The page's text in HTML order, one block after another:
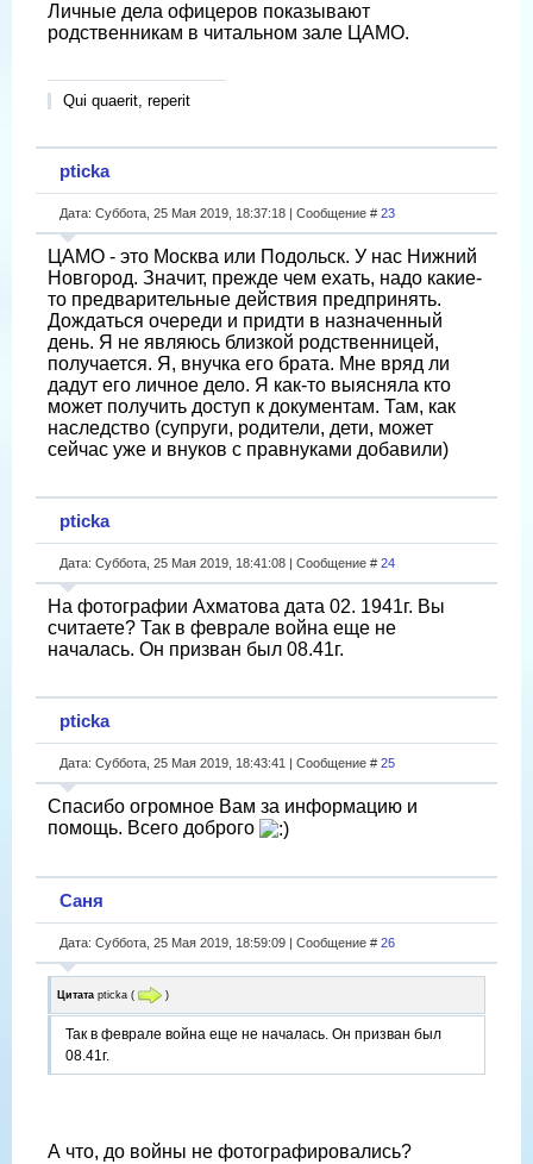
Личные дела офицеров показывают
родственникам в читальном зале ЦАМО.
Qui quaerit, reperit
pticka
Дата: Суббота, 25 Мая 2019, 18:37:18 | Сообщение # 23
ЦАМО - это Москва или Подольск. У нас Нижний
Новгород. Значит, прежде чем ехать, надо какие-
то предварительные действия предпринять.
Дождаться очереди и придти в назначенный
день. Я не являюсь близкой родственницей,
получается. Я, внучка его брата. Мне вряд ли
дадут его личное дело. Я как-то выясняла кто
может получить доступ к документам. Там, как
наследство (супруги, родители, дети, может
сейчас уже и внуков с правнуками добавили)
pticka
Дата: Суббота, 25 Мая 2019, 18:41:08 | Сообщение # 24
На фотографии Ахматова дата 02. 1941г. Вы
считаете? Так в феврале война еще не
началась. Он призван был 08.41г.
pticka
Дата: Суббота, 25 Мая 2019, 18:43:41 | Сообщение # 25
Спасибо огромное Вам за информацию и
помощь. Всего доброго
Саня
Дата: Суббота, 25 Мая 2019, 18:59:09 | Сообщение # 26
Цитата pticka ( )
Так в феврале война еще не началась. Он призван был
08.41г.
А что, до войны не фотографировались?